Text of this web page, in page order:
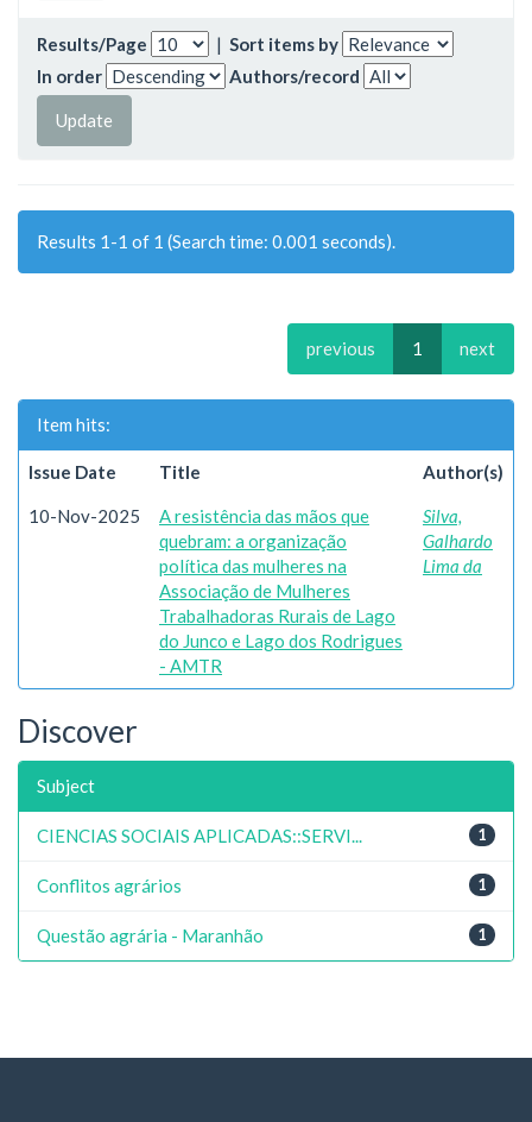
Results/Page | Sort items by
In order
Authors/record
Results 1-1 of 1 (Search time: 0.001 seconds).
previous 1 next
Item hits:
Issue Date Title Author(s)
10-Nov-2025
A resistência das mãos que
quebram: a organização
política das mulheres na
Associação de Mulheres
Trabalhadoras Rurais de Lago
do Junco e Lago dos Rodrigues
- AMTR
Silva,
Galhardo
Lima da
Discover
Subject
1
CIENCIAS SOCIAIS APLICADAS::SERVI...
1
Conflitos agrários
1
Questão agrária - Maranhão